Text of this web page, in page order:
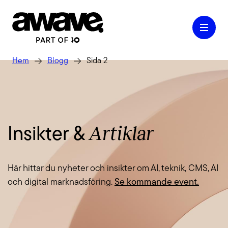
Hem Blogg Sida 2
Våra tjänster
Kontakt
Kunskap & Inspiration
Insikter &Artiklar
Här hittar du nyheter och insikter om AI, teknik, CMS, AI
och digital marknadsföring. Se kommande event.